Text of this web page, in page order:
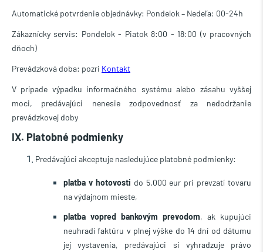
Automatické potvrdenie objednávky: Pondelok – Nedeľa: 00-24h
Zákaznícky servis: Pondelok - Piatok 8:00 - 18:00 (v pracovných
dňoch)
Prevádzková doba: pozri Kontakt
V prípade výpadku informačného systému alebo zásahu vyššej
moci, predávajúci nenesie zodpovednosť za nedodržanie
prevádzkovej doby
IX. Platobné podmienky
Predávajúci akceptuje nasledujúce platobné podmienky:
platba v hotovosti do 5.000 eur pri prevzatí tovaru
na výdajnom mieste,
platba vopred bankovým prevodom, ak kupujúci
neuhradí faktúru v plnej výške do 14 dní od dátumu
jej vystavenia, predávajúci si vyhradzuje právo